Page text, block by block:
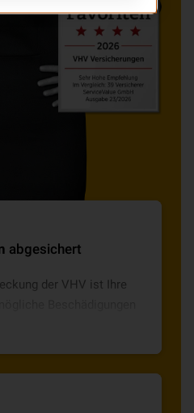
abgesichert
der VHV ist Ihre